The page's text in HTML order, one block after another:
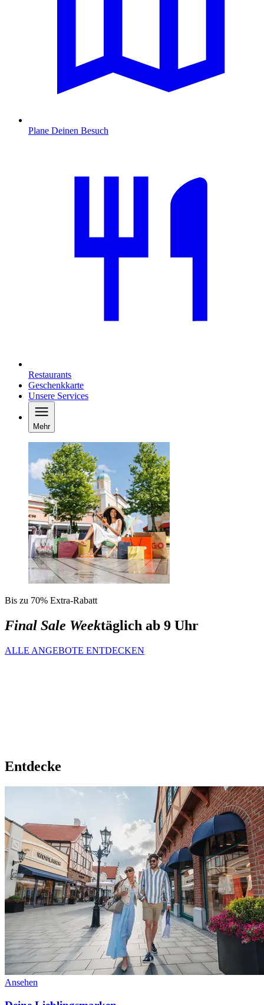
Plane Deinen Besuch
Restaurants
Geschenkkarte
Unsere Services
Mehr
Bis zu 70% Extra-Rabatt
Final Sale Weektäglich ab 9 Uhr
ALLE ANGEBOTE ENTDECKEN
Entdecke
Ansehen